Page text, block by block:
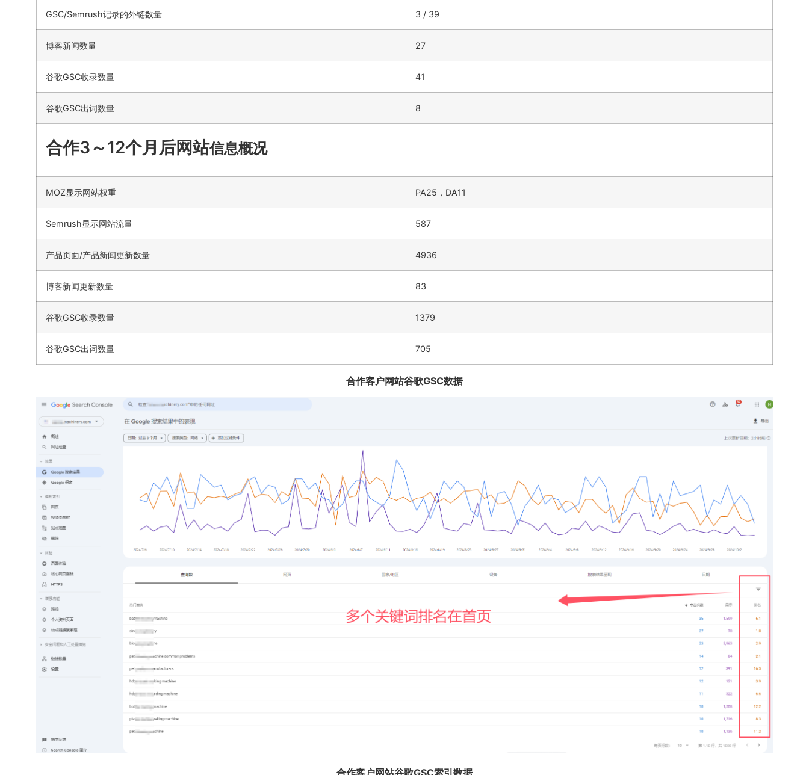
GSC/Semrush记录的外链数量 3 / 39
博客新闻数量 27
谷歌GSC收录数量 41
谷歌GSC出词数量 8
合作3～12个月后网站信息概况
MOZ显示网站权重 PA25，DA11
Semrush显示网站流量 587
产品页面/产品新闻更新数量 4936
博客新闻更新数量 83
谷歌GSC收录数量 1379
谷歌GSC出词数量 705
合作客户网站谷歌GSC数据